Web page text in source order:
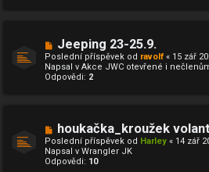
p
ě
v
e
o
v
ý
p
p
ě
v
e
k
Jeeping 23-25.9.
Poslední příspěvek od ravolf « 15 zář
Napsal v Akce JWC otevřené i
Odpovědi: 2
N
o
v
ý
p
houkačka_kroužek
Poslední příspěvek od Harley « 14 zář
Napsal v Wrangler JK
Odpovědi: 10